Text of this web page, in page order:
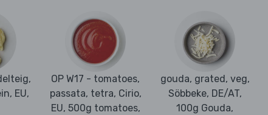
EU,
OP W17 - tomatoes,
passata, tetra, Cirio,
EU, 500g tomatoes,
gouda, grated, veg,
Söbbeke, DE/AT,
100g Gouda,